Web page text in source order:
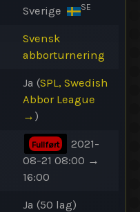
Sverige SE
Svensk
abborturnering
Ja (SPL, Swedish
Abbor League
→ )
Fullført
2021-
08-21 08:00 →
16:00
Ja (50 lag)